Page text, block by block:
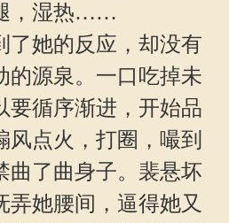
，湿热……
她的反应，却没有
的源泉。一口吃掉未
要循序渐进，开始品
风点火，打圈，嘬到
曲了曲身子。裴悬坏
弄她腰间，逼得她又